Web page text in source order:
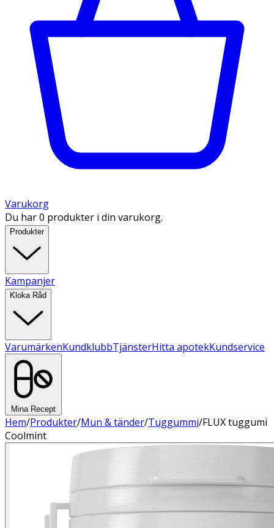
Varukorg
Du har 0 produkter i din varukorg.
Produkter
Kampanjer
Kloka Råd
VarumärkenKundklubbTjänsterHitta apotekKundservice
Mina Recept
Hem/Produkter/Mun & tänder/Tuggummi/FLUX tuggumi
Coolmint